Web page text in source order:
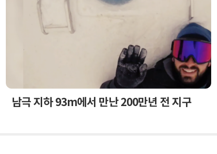
남극 지하 93m에서 만난 200만년 전 지구